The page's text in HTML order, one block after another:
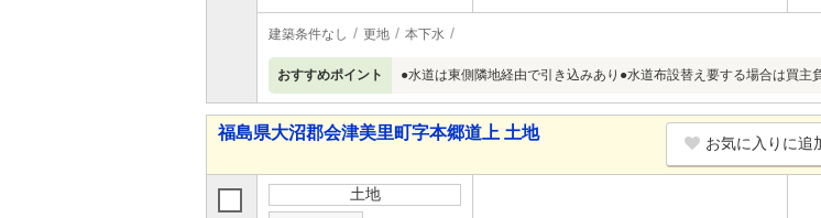
建築条件なし 更地 本下水
おすすめポイント ●水道は東側隣地経由で引き込みあり●水道布設替え要する場合は買主
福島県大沼郡会津美里町字本郷道上 土地
お気に入りに追
土地